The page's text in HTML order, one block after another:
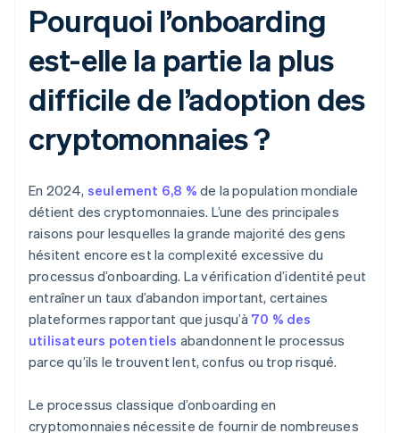
Pourquoi l’onboarding
est-elle la partie la plus
difficile de l’adoption des
cryptomonnaies ?
En 2024, seulement 6,8 % de la population mondiale
détient des cryptomonnaies. L’une des principales
raisons pour lesquelles la grande majorité des gens
hésitent encore est la complexité excessive du
processus d’onboarding. La vérification d’identité peut
entraîner un taux d’abandon important, certaines
plateformes rapportant que jusqu’à 70 % des
utilisateurs potentiels abandonnent le processus
parce qu’ils le trouvent lent, confus ou trop risqué.
Le processus classique d’onboarding en
cryptomonnaies nécessite de fournir de nombreuses